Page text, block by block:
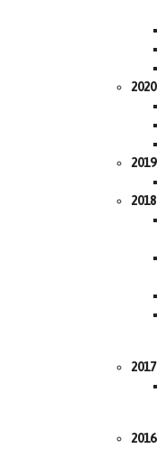
2020
2019
2018
2017
2016